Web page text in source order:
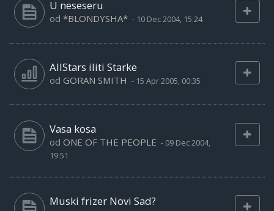
U neseseru
od *BLONDYSHA* - 10 Dec 2004, 15:24
AllStars iliti Starke
od GORAN SMITH - 15 Apr 2005, 00:35
Vasa kosa
od ONE OF THE PEOPLE - 09 Dec 2004,
19:51
Muski frizer Novi Sad?